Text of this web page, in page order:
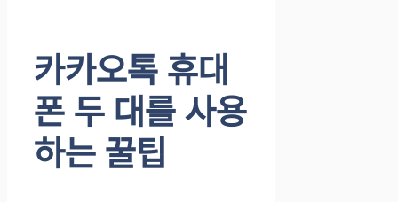
카카오톡 휴대
폰 두 대를 사용
하는 꿀팁